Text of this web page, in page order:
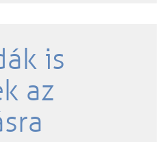
is
az